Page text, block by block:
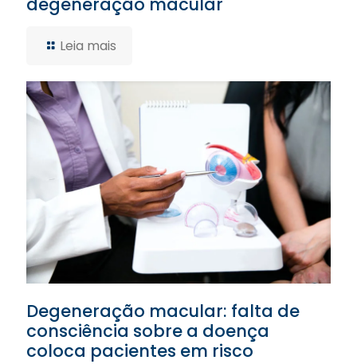
Leia mais
Degeneração macular: falta de
consciência sobre a doença
coloca pacientes em risco